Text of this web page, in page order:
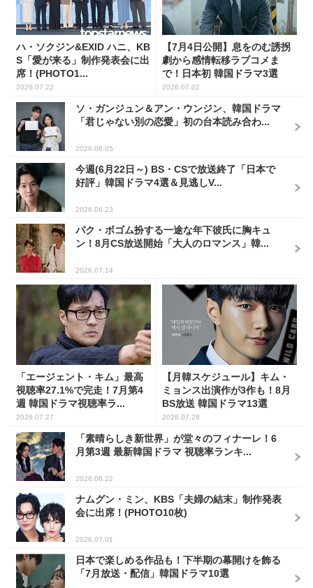
ハ・ソクジン&EXID ハニ、KB
S「愛が来る」制作発表会に出
席！(PHOTO1...
2026.07.22
【7月4日公開】息をのむ誘拐
劇から感情転移ラブコメま
で！日本初 韓国ドラマ3選
2026.07.02
ソ・ガンジュン＆アン・ウンジン、韓国ドラマ
「君じゃない別の恋愛」初の台本読み合わ...
2026.08.05
今週(6月22日～) BS・CSで放送終了「日本で
好評」韓国ドラマ4選＆見逃しV...
2026.06.23
パク・ボゴム扮する一途な年下彼氏に胸キュ
ン！8月CS放送開始「大人のロマンス」韓...
2026.07.14
「エージェント・キム」最高
視聴率27.1%で完走！7月第4
週 韓国ドラマ視聴率ラ...
2026.07.27
【月韓スケジュール】キム・
ミョンス出演作が3作も！8月
BS放送 韓国ドラマ13選
2026.07.28
「素晴らしき新世界」が堂々のフィナーレ！6
月第3週 最新韓国ドラマ 視聴率ランキ...
2026.06.22
ナムグン・ミン、KBS「夫婦の結末」制作発表
会に出席！(PHOTO10枚)
2026.07.01
日本で楽しめる作品も！下半期の幕開けを飾る
「7月放送・配信」韓国ドラマ10選